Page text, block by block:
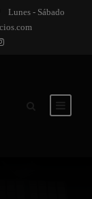
Lunes - Sábado